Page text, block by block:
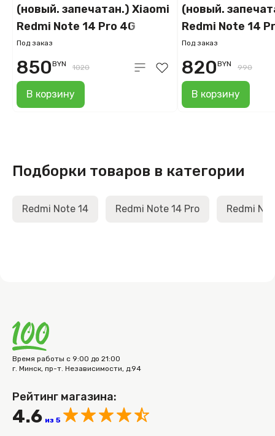
(новый. запечатан.) Xiaomi
Redmi Note 14 Pro 4G
12GB/256GB (золотой)
Под заказ
В корзину
850BYN 1020
(новый.
Redmi Note 14
12GB/256GB
Под заказ
В корзину
820BYN 990
Подборки товаров в категории
Redmi Note 14 Redmi Note 14 Pro Redmi
Время работы с 9:00 до 21:00
г. Минск, пр-т. Независимости, д.94
Рейтинг магазина:
4.6 из 5